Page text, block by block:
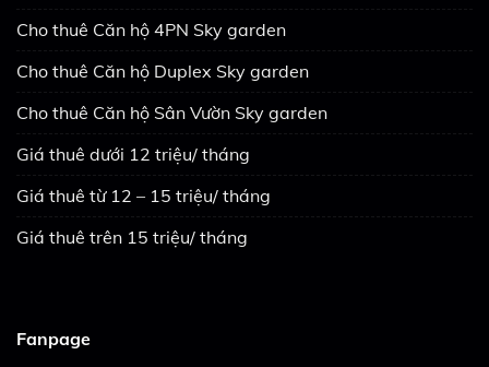
Cho thuê Căn hộ 4PN Sky garden
Cho thuê Căn hộ Duplex Sky garden
Cho thuê Căn hộ Sân Vườn Sky garden
Giá thuê dưới 12 triệu/ tháng
Giá thuê từ 12 – 15 triệu/ tháng
Giá thuê trên 15 triệu/ tháng
Fanpage